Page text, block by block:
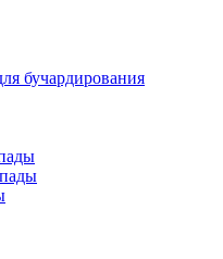
бучардирования